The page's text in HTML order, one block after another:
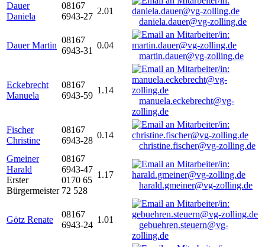
Dauer
Daniela
08167
6943-27
2.01
daniela.dauer@vg-zolling.de
Dauer Martin
08167
6943-31
0.04
martin.dauer@vg-zolling.de
Eckebrecht
Manuela
08167
6943-59
1.14
manuela.eckebrecht@vg-
zolling.de
Fischer
Christine
08167
6943-28
0.14
christine.fischer@vg-zolling.de
Gmeiner
Harald
Erster
Bürgermeister
08167
6943-47
0170 65
72 528
1.17
harald.gmeiner@vg-zolling.de
Götz Renate
08167
6943-24
1.01
gebuehren.steuern@vg-
zolling.de